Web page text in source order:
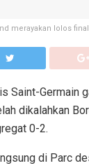
merayakan lolos
Saint-Germain
dikalahkan
0-2.
di Parc